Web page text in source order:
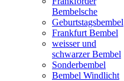
Bembelsche
Geburtstagsbembel
Frankfurt Bembel
weisser und
schwarzer Bembel
Sonderbembel
Bembel Windlicht